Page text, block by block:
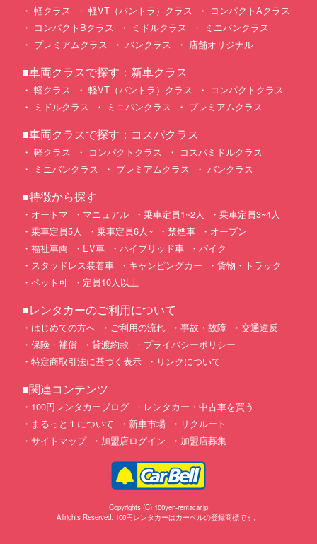
軽クラス 軽VT（バントラ）クラス
コンパクトAクラス
コンパクトBクラス
ミドルクラス
ミニバンクラス
プレミアムクラス
バンクラス 店舗オリジナル
■車両クラスで探す：新車クラス
軽クラス 軽VT（バントラ）クラス
コンパクトクラス
ミドルクラス
ミニバンクラス プレミアムクラス
■車両クラスで探す：コスパクラス
軽クラス コンパクトクラス
コスパミドルクラス
ミニバンクラス
プレミアムクラス バンクラス
■特徴から探す
オートマ マニュアル 乗車定員1~2人
乗車定員3~4人
乗車定員5人
乗車定員6人~ 禁煙車
オープン
福祉車両
EV車 ハイブリッド車
バイク
スタッドレス装着車
キャンピングカー
貨物・トラック
ペット可
定員10人以上
■レンタカーのご利用について
はじめての方へ ご利用の流れ 事故・故障
交通違反
保険・補償
貸渡約款
プライバシーポリシー
特定商取引法に基づく表示
リンクについて
■関連コンテンツ
100円レンタカーブログ
レンタカー・中古車を買う
まるっと１について
新車市場
リクルート
サイトマップ
加盟店ログイン 加盟店募集
Copyrights (C) 100yen-rentacar.jp
Allrights Reserved. 100円レンタカーはカーベルの登録商標です。